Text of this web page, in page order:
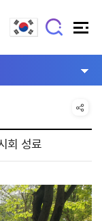
회 성료